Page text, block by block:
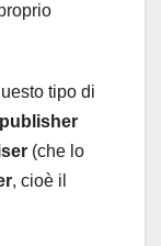
tipo di
(che lo
, cioè il